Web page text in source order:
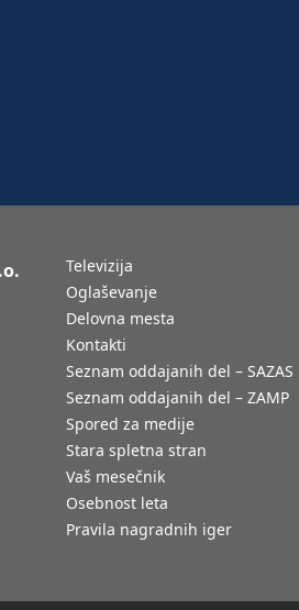
Televizija
Oglaševanje
Delovna mesta
Kontakti
Seznam oddajanih del – SAZAS
Seznam oddajanih del – ZAMP
Spored za medije
Stara spletna stran
Vaš mesečnik
Osebnost leta
Pravila nagradnih iger